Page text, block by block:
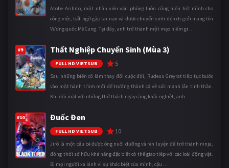
Atobe Arihito, một nhân viên văn phòng luôn cống hiến hết mình cho
công việc, bất ngờ gặp tai nạn và được chuyển sinh đến dị giới mang tên
Vương quốc Mê Cung. Tại đây, anh trở thành một mạo hiểm gi ...
#9 Thất Nghiệp Chuyển Sinh (Mùa 3)
FULL HD VIETSUB 5
Sau những biến cố làm thay đổi cuộc đời, Rudeus Greyrat tiếp tục bước
vào một hành trình mới để trưởng thành cả về sức mạnh lẫn tinh thần.
Khi đối mặt với những thử thách ngày càng khắc nghiệt, anh ...
#10 Đuốc Đen
FULL HD VIETSUB 10
Jirô là một cậu bé được ông nuôi dưỡng và rèn luyện để trở thành ninja,
đồng thời sở hữu khả năng đặc biệt có thể giao tiếp với các loài động vật.
Bị mọi người xa lánh vì sự khác biệt của mình, cậu ...